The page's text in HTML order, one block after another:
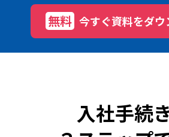
無料 今すぐ資料をダウ
入社手続